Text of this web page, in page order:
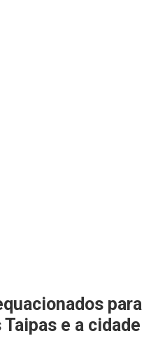
para
e a cidade